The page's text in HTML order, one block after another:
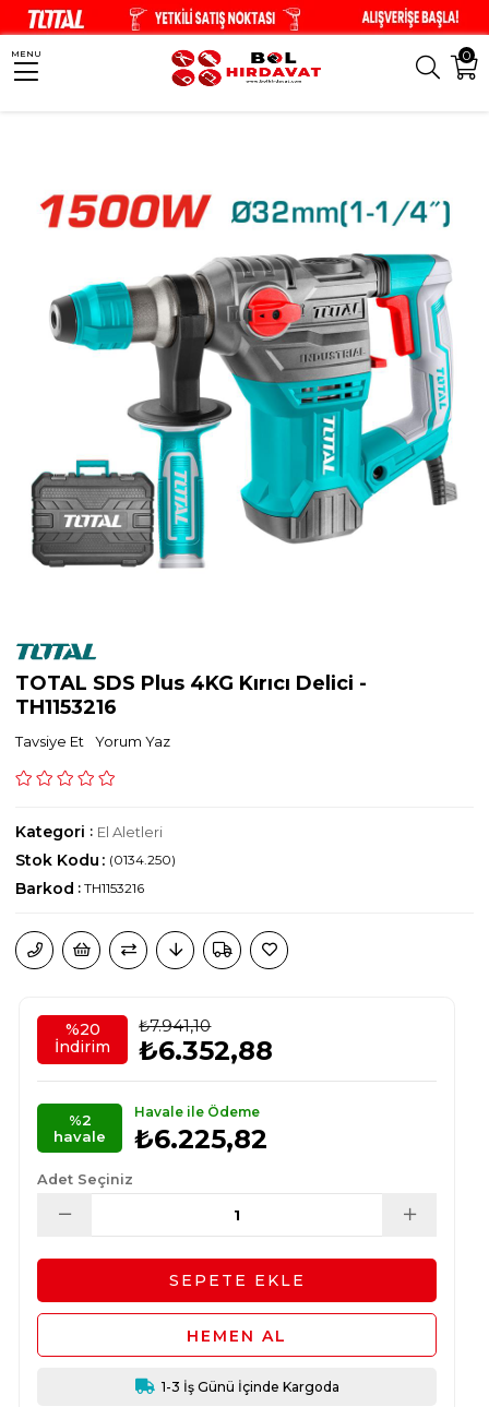
0
MENU
TOTAL SDS Plus 4KG Kırıcı Delici -
TH1153216
Tavsiye Et Yorum Yaz
Kategori : El Aletleri
(0134.250)
Stok Kodu
Barkod : TH1153216
%20
İndirim
₺7.941,10
₺6.352,88
Havale ile Ödeme
₺6.225,82
%2
havale
Adet Seçiniz
1-3 İş Günü İçinde Kargoda